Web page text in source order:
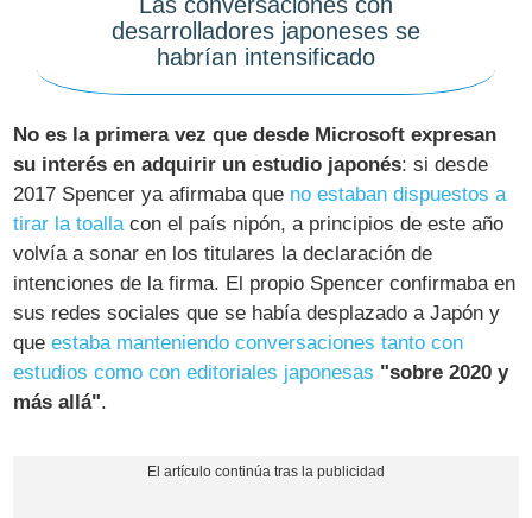
desarrolladores japoneses se
habrían intensificado
No es la primera vez que desde Microsoft expresan
su interés en adquirir un estudio japonés: si desde
2017 Spencer ya afirmaba que no estaban dispuestos a
tirar la toalla con el país nipón, a principios de este año
volvía a sonar en los titulares la declaración de
intenciones de la firma. El propio Spencer confirmaba en
sus redes sociales que se había desplazado a Japón y
queestaba manteniendo conversaciones tanto con
estudios como con editoriales japonesas "sobre 2020 y
más allá".